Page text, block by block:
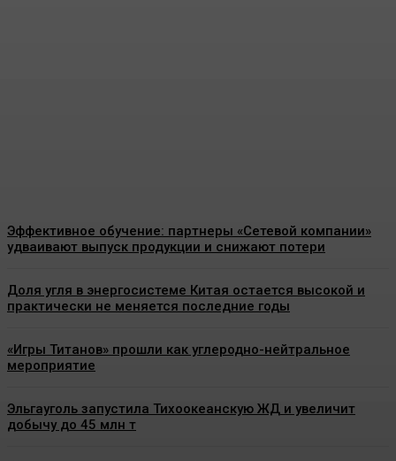
Эффективное обучение: партнеры «Сетевой компании»
удваивают выпуск продукции и снижают потери
Доля угля в энергосистеме Китая остается высокой и
практически не меняется последние годы
«Игры Титанов» прошли как углеродно-нейтральное
мероприятие
Эльгауголь запустила Тихоокеанскую ЖД и увеличит
добычу до 45 млн т